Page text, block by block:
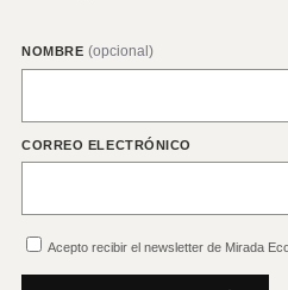
NOMBRE (opcional)
CORREO ELECTRÓNICO
Acepto recibir el newsletter de Mirada